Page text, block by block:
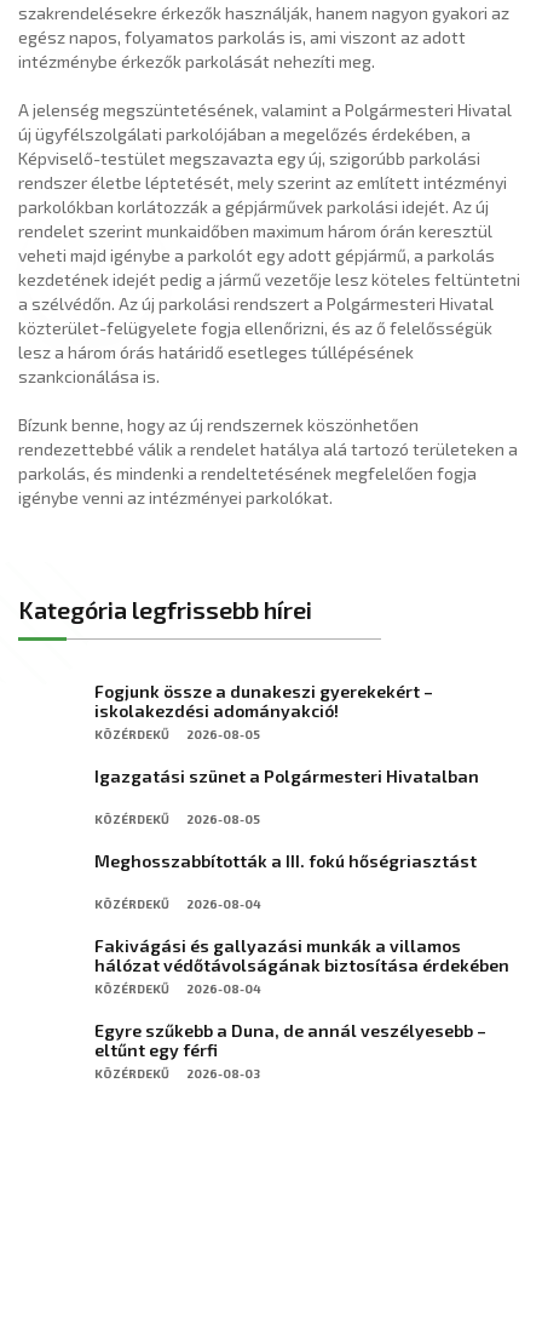
szakrendelésekre érkezők használják, hanem nagyon gyakori az
egész napos, folyamatos parkolás is, ami viszont az adott
intézménybe érkezők parkolását nehezíti meg.
A jelenség megszüntetésének, valamint a Polgármesteri Hivatal
új ügyfélszolgálati parkolójában a megelőzés érdekében, a
Képviselő-testület megszavazta egy új, szigorúbb parkolási
rendszer életbe léptetését, mely szerint az említett intézményi
parkolókban korlátozzák a gépjárművek parkolási idejét. Az új
rendelet szerint munkaidőben maximum három órán keresztül
veheti majd igénybe a parkolót egy adott gépjármű, a parkolás
kezdetének idejét pedig a jármű vezetője lesz köteles feltüntetni
a szélvédőn. Az új parkolási rendszert a Polgármesteri Hivatal
közterület-felügyelete fogja ellenőrizni, és az ő felelősségük
lesz a három órás határidő esetleges túllépésének
szankcionálása is.
Bízunk benne, hogy az új rendszernek köszönhetően
rendezettebbé válik a rendelet hatálya alá tartozó területeken a
parkolás, és mindenki a rendeltetésének megfelelően fogja
igénybe venni az intézményei parkolókat.
Kategória legfrissebb hírei
Fogjunk össze a dunakeszi gyerekekért –
iskolakezdési adományakció!
KÖZÉRDEKŰ 2026-08-05
Igazgatási szünet a Polgármesteri Hivatalban
KÖZÉRDEKŰ 2026-08-05
Meghosszabbították a III. fokú hőségriasztást
KÖZÉRDEKŰ 2026-08-04
Fakivágási és gallyazási munkák a villamos
hálózat védőtávolságának biztosítása érdekében
KÖZÉRDEKŰ 2026-08-04
Egyre szűkebb a Duna, de annál veszélyesebb –
eltűnt egy férfi
KÖZÉRDEKŰ 2026-08-03